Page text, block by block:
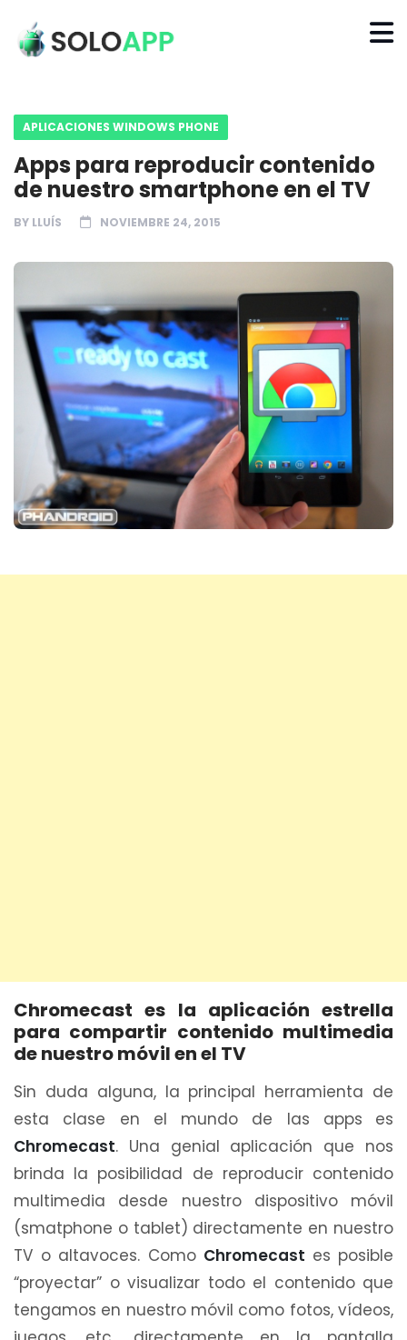
APLICACIONES WINDOWS PHONE
Apps para reproducir contenido
de nuestro smartphone en el TV
BY LLUÍS NOVIEMBRE 24, 2015
Chromecast es la aplicación estrella
para compartir contenido multimedia
de nuestro móvil en el TV
Sin duda alguna, la principal herramienta de
esta clase en el mundo de las apps
es
Chromecast. Una genial aplicación que nos
brinda la posibilidad de reproducir contenido
multimedia desde nuestro dispositivo móvil
(smatphone o tablet) directamente en nuestro
TV o altavoces. Como Chromecast es posible
“proyectar” o visualizar todo el contenido que
tengamos en nuestro móvil como fotos, vídeos,